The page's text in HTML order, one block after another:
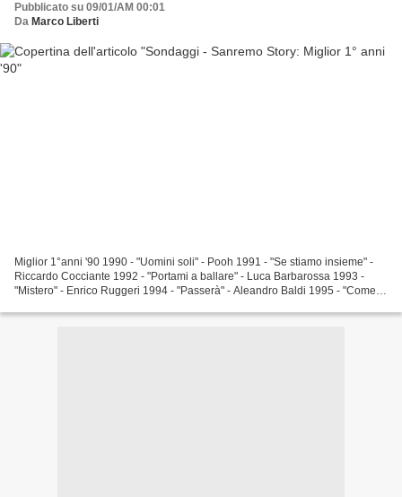
Pubblicato su 09/01/AM 00:01
Da Marco Liberti
Miglior 1°anni '90 1990 - "Uomini soli" - Pooh 1991 - "Se stiamo insieme" -
Riccardo Cocciante 1992 - "Portami a ballare" - Luca Barbarossa 1993 -
"Mistero" - Enrico Ruggeri 1994 - "Passerà" - Aleandro Baldi 1995 - "Come